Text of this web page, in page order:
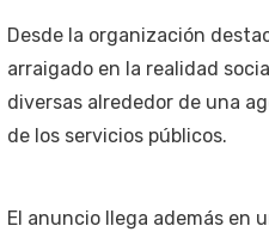
Desde la organización
arraigado en la realidad
diversas alrededor de una
de los servicios públicos.
El anuncio llega además en